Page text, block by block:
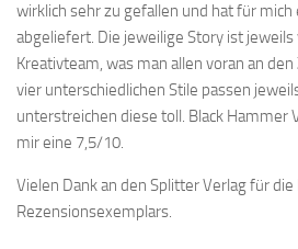
wirklich sehr zu gefallen und hat für mich
abgeliefert. Die jeweilige Story ist
Kreativteam, was man allen voran an
vier unterschiedlichen Stile passen
unterstreichen diese toll. Black Hammer
mir eine 7,5/10.
Vielen Dank an den Splitter Verlag für
Rezensionsexemplars.